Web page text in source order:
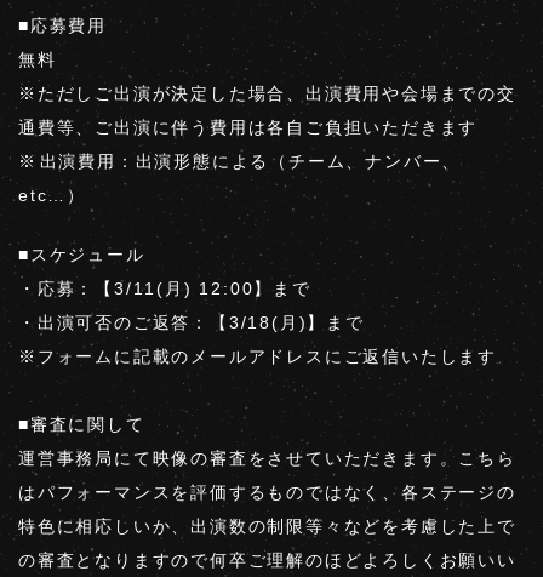
■応募費用
無料
※ただしご出演が決定した場合、出演費用や会場までの交
通費等、ご出演に伴う費用は各自ご負担いただきます
※⁡出演費用：出演形態による（チーム、ナンバー、
etc…）
■スケジュール
・応募：【3/11(月) 12:00】まで
・出演可否のご返答：【3/18(月)】まで
※フォームに記載のメールアドレスにご返信いたします
■審査に関して
運営事務局にて映像の審査をさせていただきます。こちら
はパフォーマンスを評価するものではなく、各ステージの
特色に相応しいか、出演数の制限等々などを考慮した上で
の審査となりますので何卒ご理解のほどよろしくお願いい